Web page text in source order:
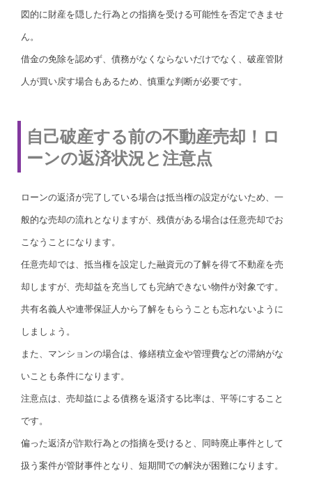
図的に財産を隠した行為との指摘を受ける可能性を否定できませ
ん。
借金の免除を認めず、債務がなくならないだけでなく、破産管財
人が買い戻す場合もあるため、慎重な判断が必要です。
自己破産する前の不動産売却！ロ
ーンの返済状況と注意点
ローンの返済が完了している場合は抵当権の設定がないため、一
般的な売却の流れとなりますが、残債がある場合は任意売却でお
こなうことになります。
任意売却では、抵当権を設定した融資元の了解を得て不動産を売
却しますが、売却益を充当しても完納できない物件が対象です。
共有名義人や連帯保証人から了解をもらうことも忘れないように
しましょう。
また、マンションの場合は、修繕積立金や管理費などの滞納がな
いことも条件になります。
注意点は、売却益による債務を返済する比率は、平等にすること
です。
偏った返済が詐欺行為との指摘を受けると、同時廃止事件として
扱う案件が管財事件となり、短期間での解決が困難になります。